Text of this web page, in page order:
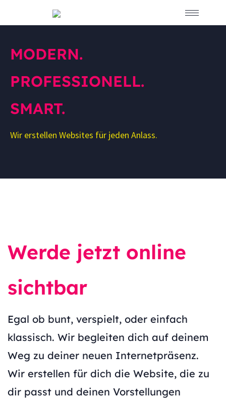
MODERN.
PROFESSIONELL.
SMART.
Wir erstellen Websites für jeden Anlass.
Werde jetzt online
sichtbar
Egal ob bunt, verspielt, oder einfach
klassisch. Wir begleiten dich auf deinem
Weg zu deiner neuen Internetpräsenz.
Wir erstellen für dich die Website, die zu
dir passt und deinen Vorstellungen